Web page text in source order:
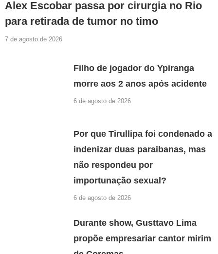
Alex Escobar passa por cirurgia no Rio
para retirada de tumor no timo
7 de agosto de 2026
Filho de jogador do Ypiranga
morre aos 2 anos após acidente
6 de agosto de 2026
Por que Tirullipa foi condenado a
indenizar duas paraibanas, mas
não respondeu por
importunação sexual?
6 de agosto de 2026
Durante show, Gusttavo Lima
propõe empresariar cantor mirim